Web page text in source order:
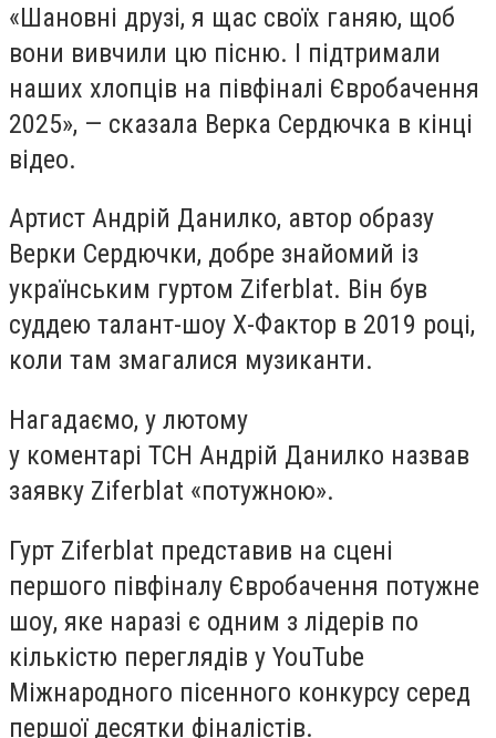
«Шановні друзі, я щас своїх ганяю, щоб
вони вивчили цю пісню. І підтримали
наших хлопців на півфіналі Євробачення
2025», — сказала Верка Сердючка в кінці
відео.
Артист Андрій Данилко, автор образу
Верки Сердючки, добре знайомий із
українським гуртом Ziferblat. Він був
суддею талант-шоу Х-Фактор в 2019 році,
коли там змагалися музиканти.
Нагадаємо, у лютому
у коментарі ТСН Андрій Данилко назвав
заявку Ziferblat «потужною».
Гурт Ziferblat представив на сцені
першого півфіналу Євробачення потужне
шоу, яке наразі є одним з лідерів по
кількістю переглядів у YouTube
Міжнародного пісенного конкурсу серед
першої десятки фіналістів.